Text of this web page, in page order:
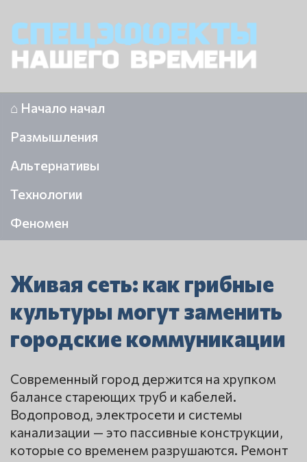
⌂ Начало начал
Размышления
Альтернативы
Технологии
Феномен
Живая сеть: как грибные
культуры могут заменить
городские коммуникации
Современный город держится на хрупком
балансе стареющих труб и кабелей.
Водопровод, электросети и системы
канализации — это пассивные конструкции,
которые со временем разрушаются. Ремонт